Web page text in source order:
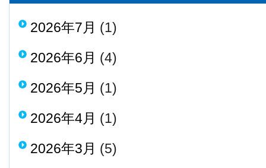
2026年7月 (1)
2026年6月 (4)
2026年5月 (1)
2026年4月 (1)
2026年3月 (5)